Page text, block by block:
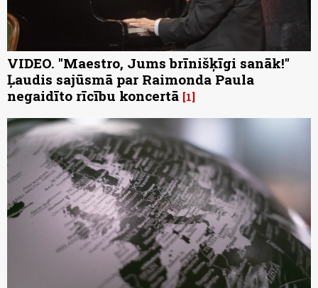
VIDEO. "Maestro, Jums brīnišķīgi sanāk!"
Ļaudis sajūsmā par Raimonda Paula
negaidīto rīcību koncertā 1